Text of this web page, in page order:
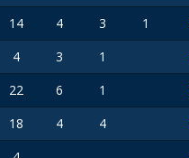
14 4 3 1
4 3 1
22 6 1
18 4 4